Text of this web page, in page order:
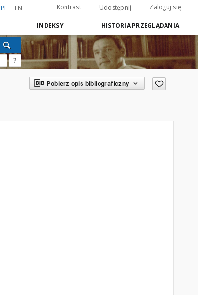
PL EN Kontrast Udostępnij Zaloguj się
INDEKSY HISTORIA PRZEGLĄDANIA
?
Pobierz opis bibliograficzny